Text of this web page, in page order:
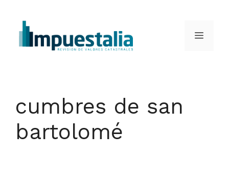
Saltar
contenido
Menú
cumbres de san
bartolomé